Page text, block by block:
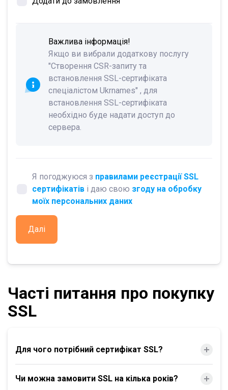
Важлива інформація!
Якщо ви вибрали додаткову послугу
"Створення CSR-запиту та
встановлення SSL-сертифіката
спеціалістом Ukrnames" , для
встановлення SSL-сертифіката
необхідно буде надати доступ до
сервера.
Далі
Я погоджуюся з правилами реєстрації SSL
сертифікатів і даю свою згоду на обробку
моїх персональних даних
Часті питання про покупку
SSL
Для чого потрібний сертифікат SSL?
Чи можна замовити SSL на кілька років?